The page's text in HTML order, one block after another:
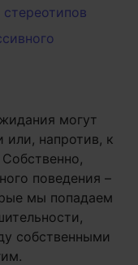
могут
или, напротив, к
поведения –
мы попадаем
собственными